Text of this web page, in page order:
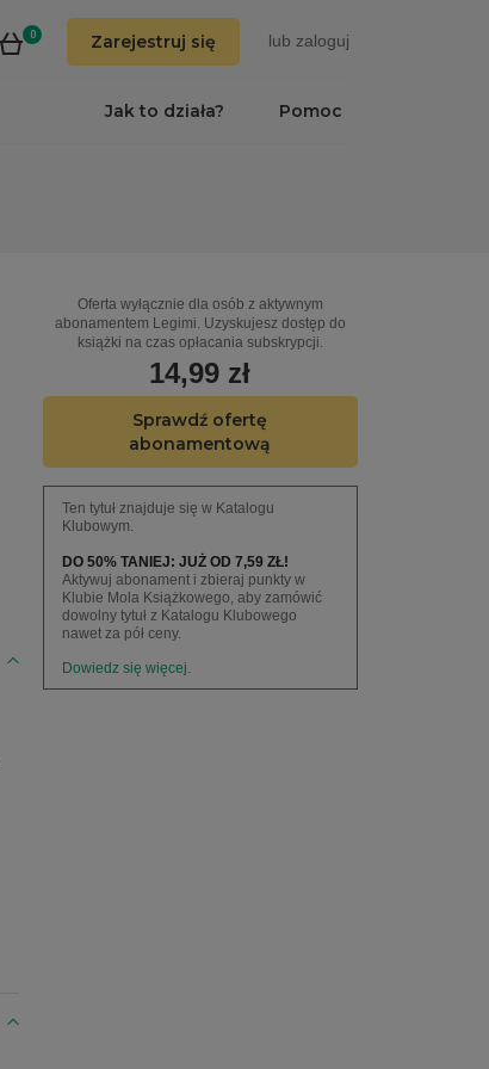
0 Zarejestruj się lub zaloguj
Pomoc
Jak to działa?
Oferta wyłącznie dla osób z aktywnym
abonamentem Legimi. Uzyskujesz dostęp do
książki na czas opłacania subskrypcji.
14,99 zł
Sprawdź ofertę
abonamentową
Ten tytuł znajduje się w Katalogu
Klubowym.
DO 50% TANIEJ: JUŻ OD 7,59 ZŁ!
Aktywuj abonament i zbieraj punkty w
Klubie Mola Książkowego, aby zamówić
dowolny tytuł z Katalogu Klubowego
nawet za pół ceny.
Dowiedz się więcej.